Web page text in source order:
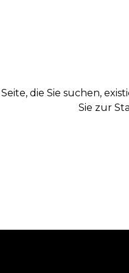
Seite, die Sie suchen,
Sie zur